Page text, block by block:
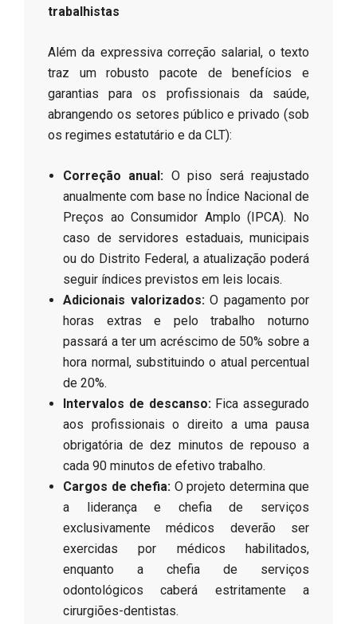
trabalhistas
​Além da expressiva correção salarial, o texto
traz um robusto pacote de benefícios e
garantias para os profissionais da saúde,
abrangendo os setores público e privado (sob
os regimes estatutário e da CLT):
Correção anual: O piso será reajustado
anualmente com base no Índice Nacional de
Preços ao Consumidor Amplo (IPCA). No
caso de servidores estaduais, municipais
ou do Distrito Federal, a atualização poderá
seguir índices previstos em leis locais.
Adicionais valorizados:O pagamento por
horas extras e pelo trabalho noturno
passará a ter um acréscimo de 50% sobre a
hora normal, substituindo o atual percentual
de 20%.
Intervalos de descanso:Fica assegurado
aos profissionais o direito a uma pausa
obrigatória de dez minutos de repouso a
cada 90 minutos de efetivo trabalho.
Cargos de chefia: O projeto determina que
a liderança e chefia de serviços
exclusivamente médicos deverão ser
exercidas por médicos habilitados,
enquanto a chefia de serviços
odontológicos caberá estritamente a
cirurgiões-dentistas.